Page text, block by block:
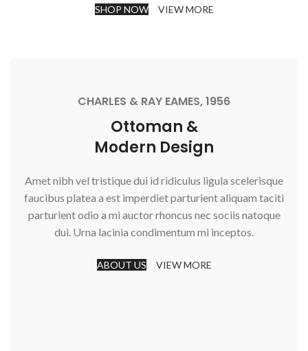
SHOP NOW VIEW MORE
CHARLES & RAY EAMES, 1956
Ottoman &
Modern Design
Amet nibh vel tristique dui id ridiculus ligula scelerisque
faucibus platea a est imperdiet parturient aliquam taciti
parturient odio a mi auctor rhoncus nec sociis natoque
dui. Urna lacinia condimentum mi inceptos.
ABOUT US VIEW MORE